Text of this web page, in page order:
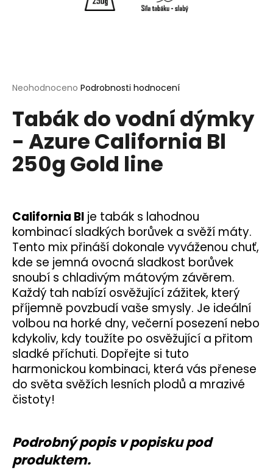
Průměrné
produktu
z
5
hvězdiček.
Neohodnoceno Podrobnosti hodnocení
Tabák do vodní dýmky
- Azure California Bl
250g Gold line
California Bl je tabák s lahodnou
kombinací sladkých borůvek a svěží máty.
Tento mix přináší dokonale vyváženou chuť,
kde se jemná ovocná sladkost borůvek
snoubí s chladivým mátovým závěrem.
Každý tah nabízí osvěžující zážitek, který
příjemně povzbudí vaše smysly. Je ideální
volbou na horké dny, večerní posezení nebo
kdykoliv, kdy toužíte po osvěžující a přitom
sladké příchuti. Dopřejte si tuto
harmonickou kombinaci, která vás přenese
do světa svěžích lesních plodů a mrazivé
čistoty!
Podrobný popis v popisku pod
produktem.
HLEDAT
o
p
o
r
u
č
u
j
e
m
e